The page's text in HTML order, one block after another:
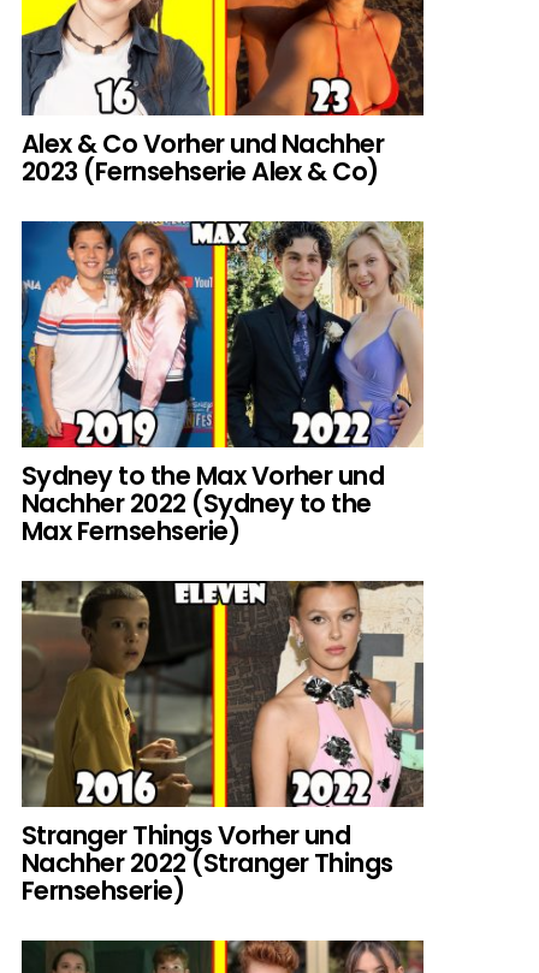
Alex & Co Vorher und Nachher
2023 (Fernsehserie Alex & Co)
Sydney to the Max Vorher und
Nachher 2022 (Sydney to the
Max Fernsehserie)
Stranger Things Vorher und
Nachher 2022 (Stranger Things
Fernsehserie)